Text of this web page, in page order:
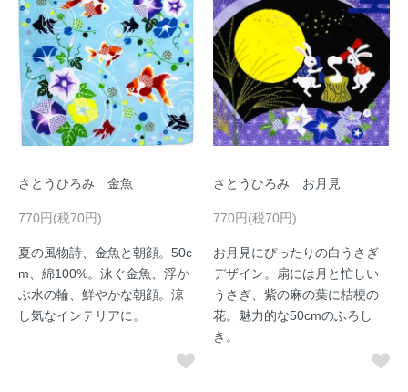
さとうひろみ 金魚
770円(税70円)
夏の風物詩、金魚と朝顔。50c
m、綿100%。泳ぐ金魚、浮か
ぶ水の輪、鮮やかな朝顔。涼
し気なインテリアに。
さとうひろみ お月見
770円(税70円)
お月見にぴったりの白うさぎ
デザイン。扇には月と忙しい
うさぎ、紫の麻の葉に桔梗の
花。魅力的な50cmのふろし
き。